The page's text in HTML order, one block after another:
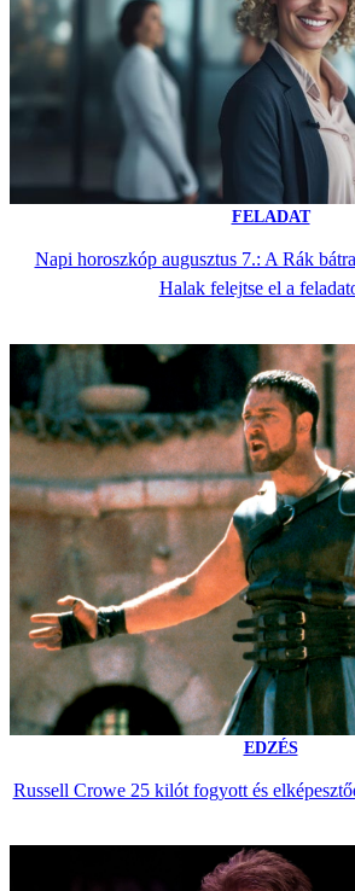
FELADAT
Napi horoszkóp augusztus 7.: A Rák
Halak felejtse el a
EDZÉS
Russell Crowe 25 kilót fogyott és